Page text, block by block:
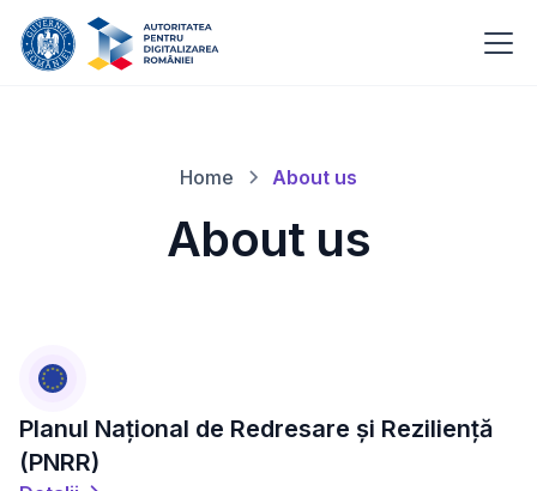
Home About us
About us
Planul Național de Redresare și Reziliență
(PNRR)